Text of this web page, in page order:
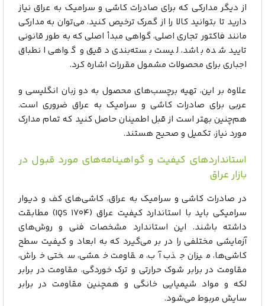
از دیگر مدارکی که برای صادرات کاشی و سرامیک به عراق نیاز
دارید تا بتوانید کالا را از گمرک ترخیص کنید، می‌توان به مدارکی
مانند فاکتور تجاری اصلی، گواهی مبدأ اصلی که به طور قانونی
تایید شده باشد، لیست بسته‌بندی دقیق و گواهی انطباق
اجباری برای محصولات مشمول مقررات اشاره کرد.
علاوه بر این، تهیه برچسب‌های محصول به دو زبان انگلیسی و
عربی برای صادرات کاشی و سرامیک به عراق ضروری است.
هم‌چنین بهتر است از قبل اطمینان حاصل کنید که تمام مدارک
مورد نیاز، تکمیل و صحیح هستند.
استانداردهای کیفیت و گواهینامه‌های مورد قبول در
بازار عراق
در صادرات کاشی و سرامیک به عراق، کاشی‌های کف و دیوار
سرامیکی باید با استاندارد کیفیت عراق (IQS ۱۷۰۴) مطابقت
داشته باشند. این استاندارد مشخصات فنی و روش‌های
آزمایشی مختلفی را در بر می‌گیرد که به ابعاد و کیفیت سطح
کاشی‌ها، میزان جذب آب، مقاومت خمشی، سختی خراش،
مقاومت در برابر شوک حرارتی و ترک خوردگی، مقاومت در برابر
لکه و مواد شیمیایی خانگی و همچنین مقاومت در برابر
سایش مربوط می‌شود.